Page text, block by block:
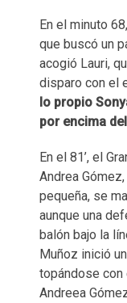
En el minuto
que buscó un
acogió Lauri,
disparo con el
lo propio
por encima
En el 81’, el
Andrea
pequeña, se
aunque una
balón bajo la
Muñoz inició
topándose con
Andreea